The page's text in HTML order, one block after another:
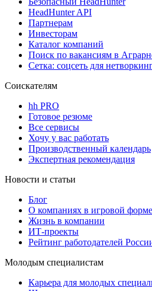
HeadHunter API
Партнерам
Инвесторам
Каталог компаний
Поиск по вакансиям в
Сетка: соцсеть для
Соискателям
hh PRO
Готовое резюме
Все сервисы
Хочу у вас работать
Производственный календарь
Экспертная рекомендация
Новости и статьи
Блог
О компаниях в игровой форме
Жизнь в компании
ИТ-проекты
Рейтинг работодателей
Молодым специалистам
Карьера для молодых